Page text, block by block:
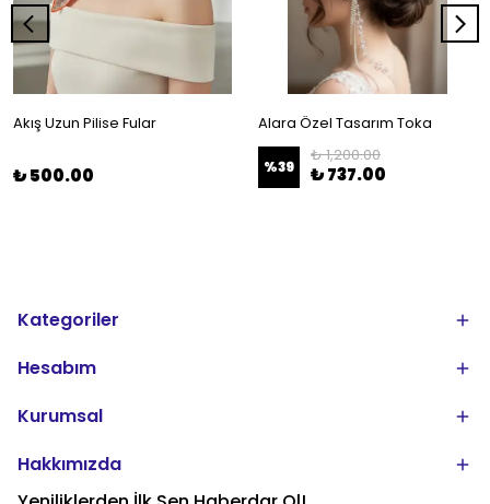
Akış Uzun Pilise Fular
₺ 500.00
Alara Özel Tasarım Toka
%39
₺ 1,200.00
₺ 737.00
Kategoriler
Hesabım
Kurumsal
Hakkımızda